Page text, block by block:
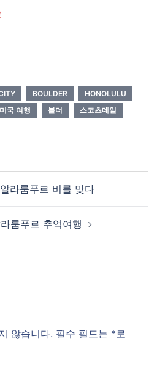
BOULDER
HONOLULU
미국 여행 볼더
스코츠데일
라룸푸르 비를 맞다
룸푸르 추억여행
않습니다. 필수 필드는 *로